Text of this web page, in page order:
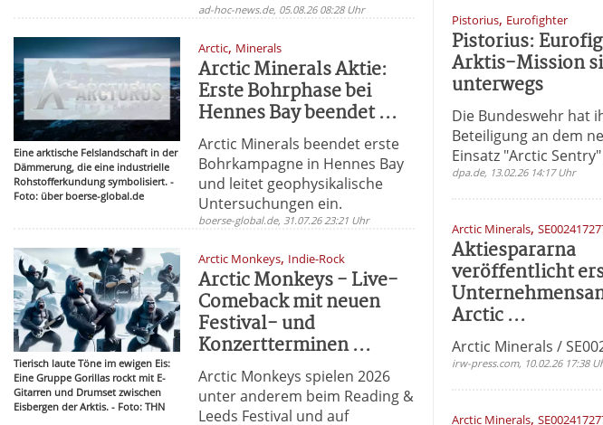
ad-hoc-news.de, 05.08.26 08:28 Uhr
Eine arktische Felslandschaft in der
Dämmerung, die eine industrielle
Rohstofferkundung symbolisiert. -
Foto: über boerse-global.de
Arctic, Minerals
Arctic Minerals Aktie:
Erste Bohrphase bei
Hennes Bay beendet ...
Arctic Minerals beendet erste
Bohrkampagne in Hennes Bay
und leitet geophysikalische
Untersuchungen ein.
boerse-global.de, 31.07.26 23:21 Uhr
Tierisch laute Töne im ewigen Eis:
Eine Gruppe Gorillas rockt mit E-
Gitarren und Drumset zwischen
Eisbergen der Arktis. - Foto: THN
Arctic Monkeys, Indie-Rock
Arctic Monkeys - Live-
Comeback mit neuen
Festival- und
Konzertterminen ...
Arctic Monkeys spielen 2026
unter anderem beim Reading &
Leeds Festival und auf
Pistorius, Eurofighter
Pistorius:
Arktis-Mission
unterwegs
Die Bundeswehr hat
Beteiligung an dem
Einsatz "Arctic
dpa.de, 13.02.26 14:17 Uhr
Arctic Minerals,
Aktiespararna
veröffentlicht
Arctic ...
Arctic Minerals /
irw-press.com, 10.02.26 17:38
Arctic Minerals,